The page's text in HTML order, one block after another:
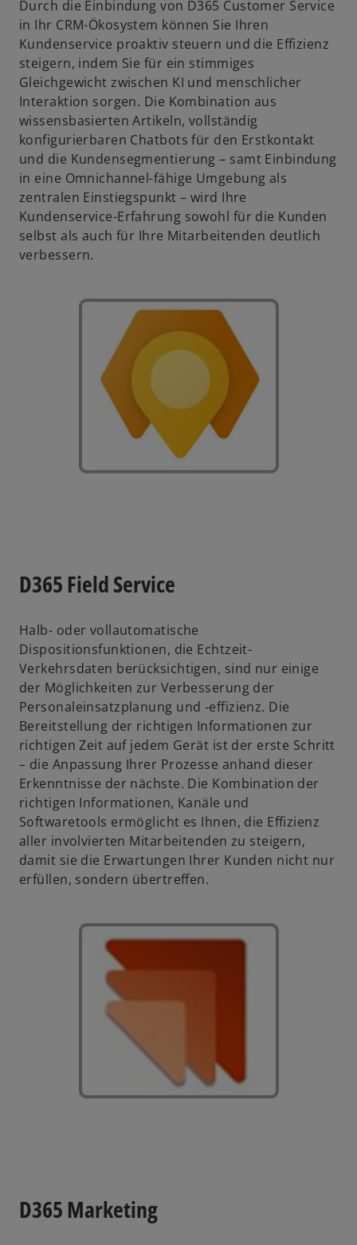
Durch die Einbindung von D365 Customer Service
in Ihr CRM-Ökosystem können Sie Ihren
Kundenservice proaktiv steuern und die Effizienz
steigern, indem Sie für ein stimmiges
Gleichgewicht zwischen KI und menschlicher
Interaktion sorgen. Die Kombination aus
wissensbasierten Artikeln, vollständig
konfigurierbaren Chatbots für den Erstkontakt
und die Kundensegmentierung – samt Einbindung
in eine Omnichannel-fähige Umgebung als
zentralen Einstiegspunkt – wird Ihre
Kundenservice-Erfahrung sowohl für die Kunden
selbst als auch für Ihre Mitarbeitenden deutlich
verbessern.
D365 Field Service
Halb- oder vollautomatische
Dispositionsfunktionen, die Echtzeit-
Verkehrsdaten berücksichtigen, sind nur einige
der Möglichkeiten zur Verbesserung der
Personaleinsatzplanung und -effizienz. Die
Bereitstellung der richtigen Informationen zur
richtigen Zeit auf jedem Gerät ist der erste Schritt
– die Anpassung Ihrer Prozesse anhand dieser
Erkenntnisse der nächste. Die Kombination der
richtigen Informationen, Kanäle und
Softwaretools ermöglicht es Ihnen, die Effizienz
aller involvierten Mitarbeitenden zu steigern,
damit sie die Erwartungen Ihrer Kunden nicht nur
erfüllen, sondern übertreffen.
D365 Marketing